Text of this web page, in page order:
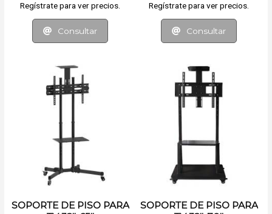
Regístrate para ver precios.
Consultar
Regístrate para ver precios.
Consultar
SOPORTE DE PISO PARA
SOPORTE DE PISO PARA